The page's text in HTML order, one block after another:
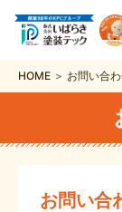
HOME ＞ お問い合
お問い合